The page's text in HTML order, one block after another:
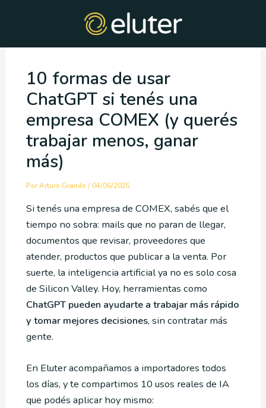
10 formas de usar
ChatGPT si tenés una
empresa COMEX (y querés
trabajar menos, ganar
más)
PorArturo Grande /04/06/2025
Si tenés una empresa de COMEX, sabés que el
tiempo no sobra: mails que no paran de llegar,
documentos que revisar, proveedores que
atender, productos que publicar a la venta. Por
suerte, la inteligencia artificial ya no es solo cosa
de Silicon Valley. Hoy, herramientas como
ChatGPT pueden ayudarte a trabajar más rápido
y tomar mejores decisiones, sin contratar más
gente.
En Eluter acompañamos a importadores todos
los días, y te compartimos 10 usos reales de IA
que podés aplicar hoy mismo: